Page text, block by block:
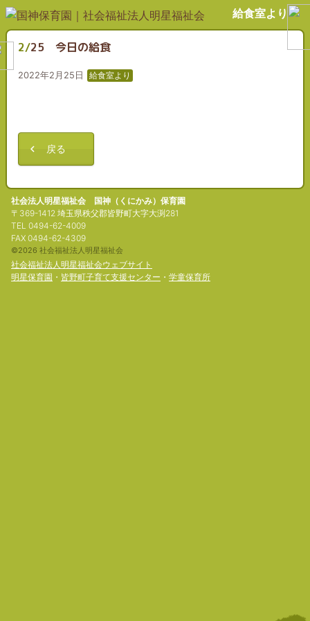
給食室より
2/25 今日の給食
2022年2月25日 給食室より
戻る
社会法人明星福祉会 国神（くにかみ）保育園
〒369-1412 埼玉県秩父郡皆野町大字大渕281
TEL 0494-62-4009
FAX 0494-62-4309
©2026 社会福祉法人明星福祉会
社会福祉法人明星福祉会ウェブサイト
明星保育園 ・ 皆野町子育て支援センター ・ 学童保育所